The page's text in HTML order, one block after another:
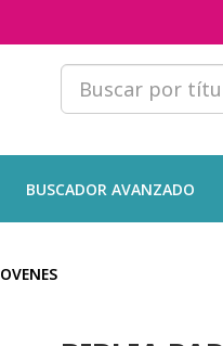
BUSCADOR AVANZADO